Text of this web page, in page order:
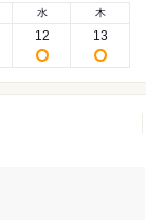
水
12
木
13